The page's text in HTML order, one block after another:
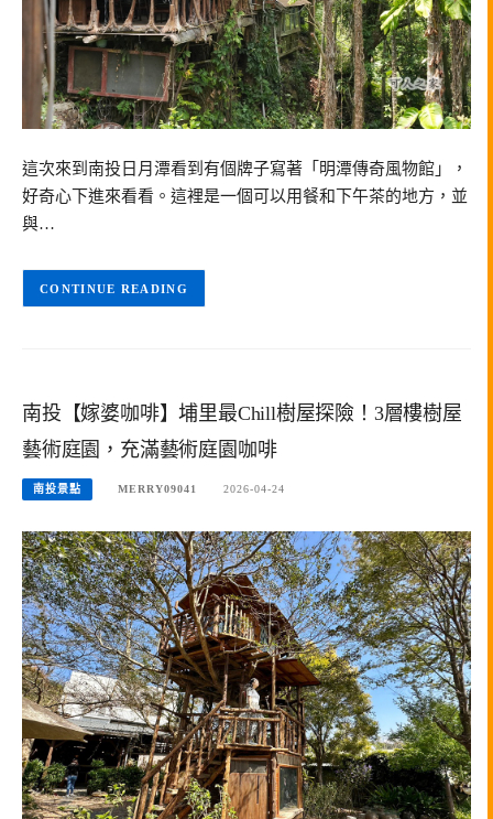
這次來到南投日月潭看到有個牌子寫著「明潭傳奇風物館」，
好奇心下進來看看。這裡是一個可以用餐和下午茶的地方，並
與…
CONTINUE READING
南投【嫁婆咖啡】埔里最Chill樹屋探險！3層樓樹屋
藝術庭園，充滿藝術庭園咖啡
南投景點 MERRY09041 2026-04-24